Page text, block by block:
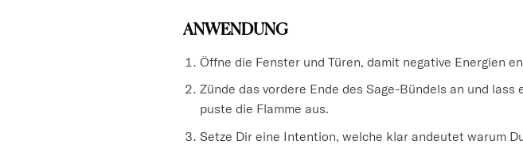
ANWENDUNG
Öffne die Fenster und Türen, damit negative Energien
Zünde das vordere Ende des Sage-Bündels an und
puste die Flamme aus.
Setze Dir eine Intention, welche klar andeutet warum